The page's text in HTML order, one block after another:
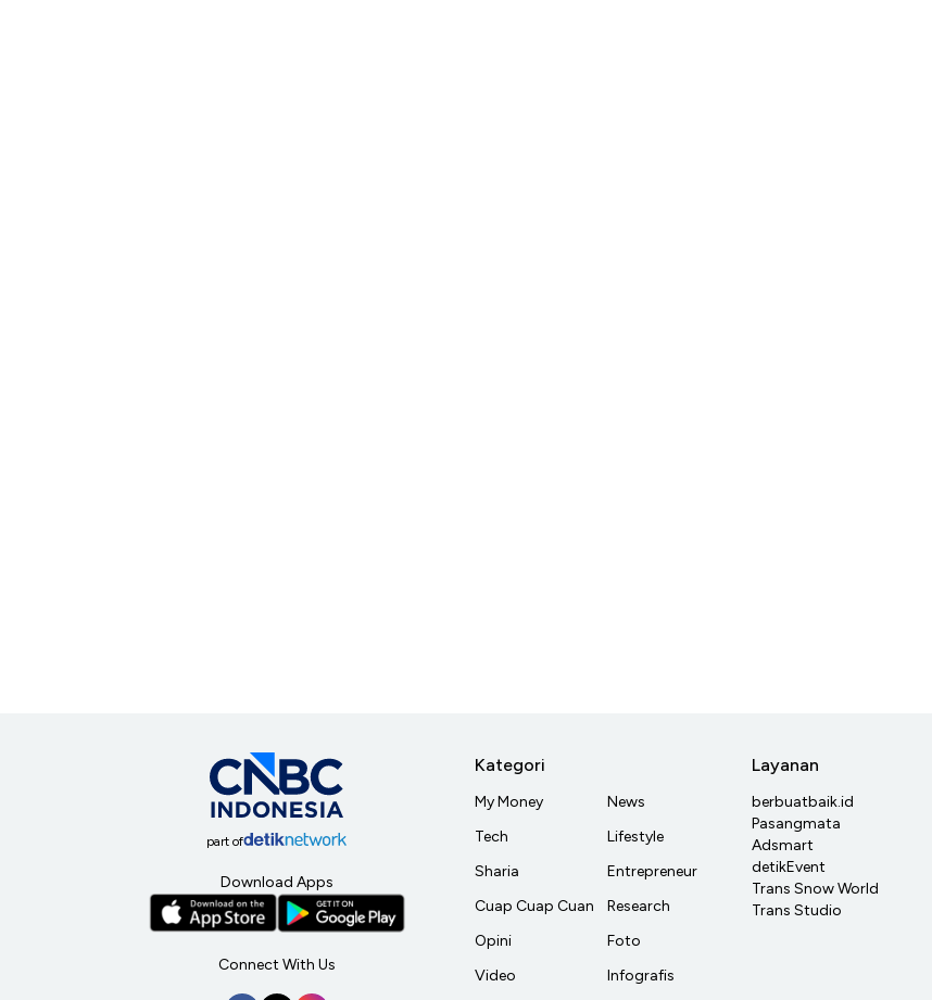
part of
Download Apps
Connect With Us
Kategori
My Money
Tech
Sharia
Cuap Cuap Cuan
Opini
Video
News
Lifestyle
Entrepreneur
Research
Foto
Infografis
Layanan
berbuatbaik.id
Pasangmata
Adsmart
detikEvent
Trans Snow World
Trans Studio